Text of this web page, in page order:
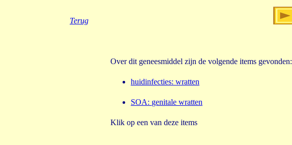
Terug
Over dit geneesmiddel zijn de volgende items gevonden:
huidinfecties: wratten
SOA: genitale wratten
Klik op een van deze items